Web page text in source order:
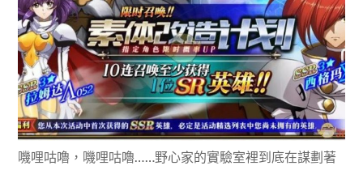
嘰哩咕嚕，嘰哩咕嚕……野心家的實驗室裡到底在謀劃著